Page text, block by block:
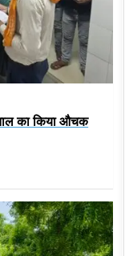
का किया औचक